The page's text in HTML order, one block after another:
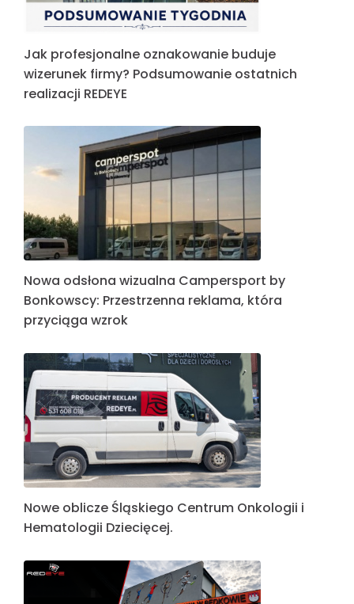
Jak profesjonalne oznakowanie buduje
wizerunek firmy? Podsumowanie ostatnich
realizacji REDEYE
Nowa odsłona wizualna Campersport by
Bonkowscy: Przestrzenna reklama, która
przyciąga wzrok
Nowe oblicze Śląskiego Centrum Onkologii i
Hematologii Dziecięcej.